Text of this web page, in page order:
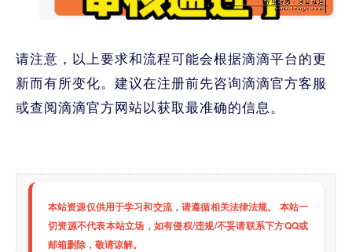
请注意，以上要求和流程可能会根据滴滴平台的更
新而有所变化。建议在注册前先咨询滴滴官方客服
或查阅滴滴官方网站以获取最准确的信息。
本站资源仅供用于学习和交流，请遵循相关法律法规。 本站一
切资源不代表本站立场，如有侵权/违规/不妥请联系下方QQ或
邮箱删除，敬请谅解。